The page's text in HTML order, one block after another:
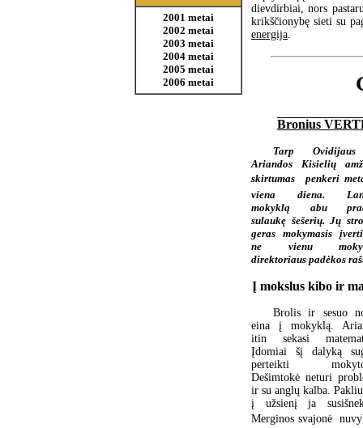
2001 metai
2002 metai
2003 metai
2004 metai
2005 metai
2006 metai
dievdirbiai, nors
krikščionybę sieti su
energija
Bronius
Tarp
Ariandos Kisielių
skirtumas  penkeri
viena diena.
mokyklą abu
sulaukę šešerių. Jų
geras mokymasis
ne vienu
direktoriaus padėkos
Į mokslus kibo ir
Brolis ir sesuo
eina į mokyklą.
itin sekasi
Įdomiai šį dalyką
perteikti
Dešimtokė neturi
ir su anglų kalba.
į užsienį ja
Merginos svajonė 